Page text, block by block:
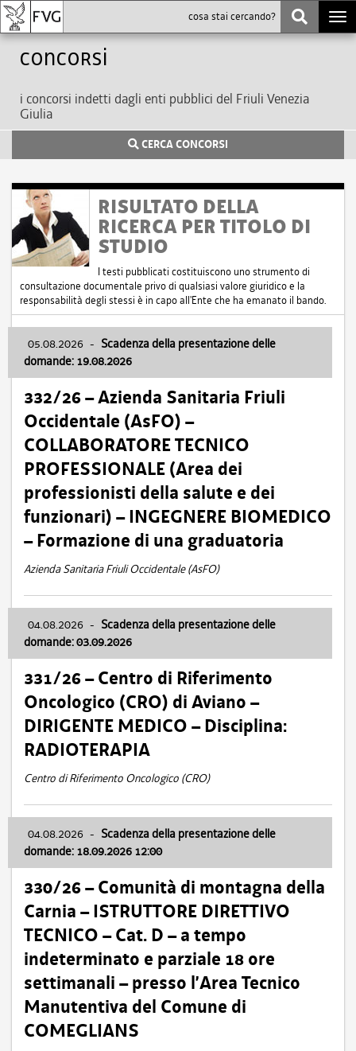
Concorsi
i concorsi indetti dagli enti pubblici del Friuli Venezia
Giulia
CERCA CONCORSI
RISULTATO DELLA
RICERCA PER TITOLO DI
STUDIO
I testi pubblicati costituiscono uno strumento di
consultazione documentale privo di qualsiasi valore giuridico e la
responsabilità degli stessi è in capo all'Ente che ha emanato il bando.
05.08.2026 - Scadenza della presentazione delle
domande: 19.08.2026
332/26 – Azienda Sanitaria Friuli
Occidentale (AsFO) –
COLLABORATORE TECNICO
PROFESSIONALE (Area dei
professionisti della salute e dei
funzionari) – INGEGNERE BIOMEDICO
– Formazione di una graduatoria
Azienda Sanitaria Friuli Occidentale (AsFO)
04.08.2026 - Scadenza della presentazione delle
domande: 03.09.2026
331/26 – Centro di Riferimento
Oncologico (CRO) di Aviano –
DIRIGENTE MEDICO – Disciplina:
RADIOTERAPIA
Centro di Riferimento Oncologico (CRO)
04.08.2026 - Scadenza della presentazione delle
domande: 18.09.2026 12:00
330/26 – Comunità di montagna della
Carnia – ISTRUTTORE DIRETTIVO
TECNICO – Cat. D – a tempo
indeterminato e parziale 18 ore
settimanali – presso l’Area Tecnico
Manutentiva del Comune di
COMEGLIANS